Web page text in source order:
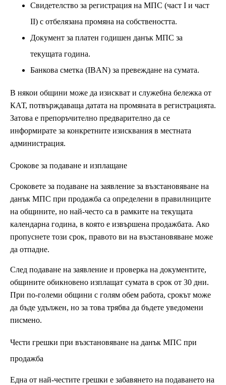
Свидетелство за регистрация на МПС (част I и част
II) с отбелязана промяна на собствеността.
Документ за платен годишен данък МПС за
текущата година.
Банкова сметка (IBAN) за превеждане на сумата.
В някои общини може да изискват и служебна бележка от
КАТ, потвърждаваща датата на промяната в регистрацията.
Затова е препоръчително предварително да се
информирате за конкретните изисквания в местната
администрация.
Срокове за подаване и изплащане
Сроковете за подаване на заявление за възстановяване на
данък МПС при продажба са определени в правилниците
на общините, но най-често са в рамките на текущата
календарна година, в която е извършена продажбата. Ако
пропуснете този срок, правото ви на възстановяване може
да отпадне.
След подаване на заявление и проверка на документите,
общините обикновено изплащат сумата в срок от 30 дни.
При по-големи общини с голям обем работа, срокът може
да бъде удължен, но за това трябва да бъдете уведомени
писмено.
Чести грешки при възстановяване на данък МПС при
продажба
Една от най-честите грешки е забавянето на подаването на